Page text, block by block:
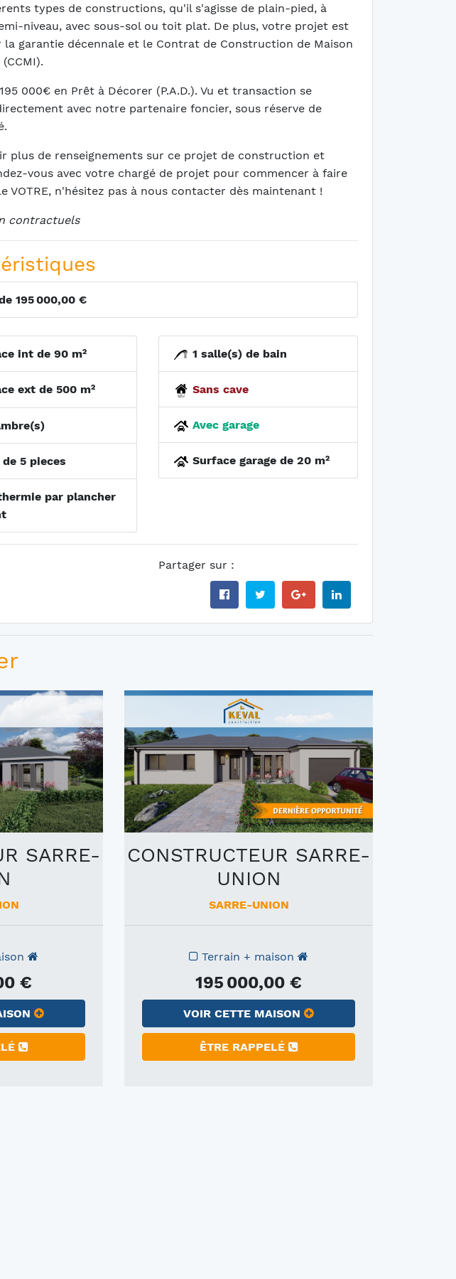
types de constructions, qu'il s'agisse de plain-pied, à
niveau, avec sous-sol ou toit plat. De plus, votre projet est
la garantie décennale et le Contrat de Construction de Maison
000€ en Prêt à Décorer (P.A.D.). Vu et transaction se
avec notre partenaire foncier, sous réserve de
plus de renseignements sur ce projet de construction et
vous avec votre chargé de projet pour commencer à faire
VOTRE, n'hésitez pas à nous contacter dès maintenant !
contractuels
195 000,00 €
int de 90 m²
ext de 500 m²
5 pieces
par plancher
1 salle(s) de bain
Sans cave
Avec garage
Surface garage de 20 m²
Partager sur :
SARRE-
€
CONSTRUCTEUR SARRE-
UNION
SARRE-UNION
Terrain + maison
195 000,00 €
VOIR CETTE MAISON
ÊTRE RAPPELÉ